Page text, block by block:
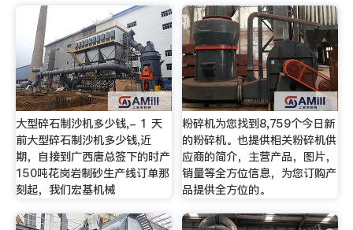
大型碎石制沙机多少钱,- 1 天
前大型碎石制沙机多少钱,近
期，自接到广西唐总签下的时产
150吨花岗岩制砂生产线订单那
刻起，我们宏基机械
粉碎机为您找到8,759个今日新
的粉碎机。也提供相关粉碎机供
应商的简介，主营产品，图片，
销量等全方位信息，为您订购产
品提供全方位的。